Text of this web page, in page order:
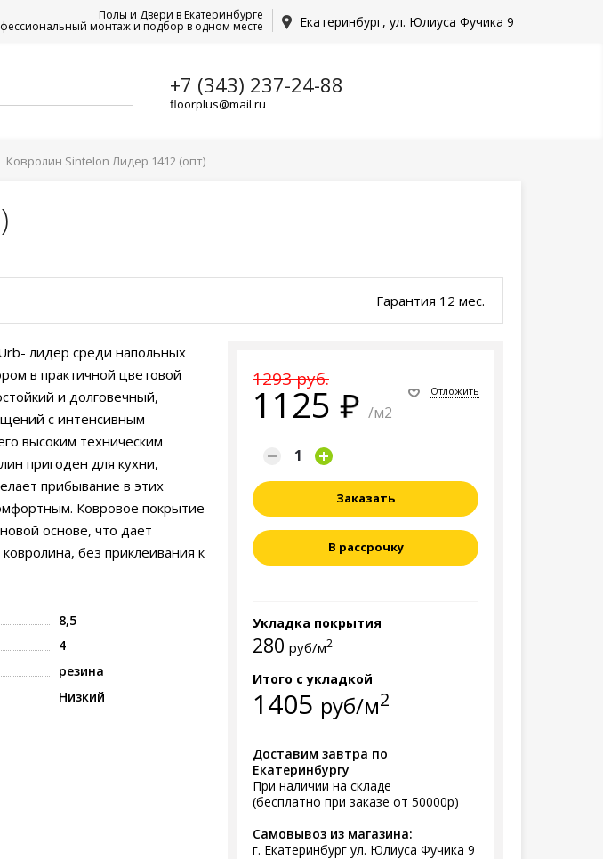
Екатеринбург, ул. Юлиуса Фучика 9
Полы и Двери в Екатеринбурге
монтаж и подбор в одном месте
+7 (343) 237-24-88
floorplus@mail.ru
Ковролин Sintelon Лидер 1412 (опт)
Гарантия 12 мес.
1293 руб.
1125 /м2
Отложить
Заказать
В рассрочку
Укладка покрытия
280 руб/м2
Итого с укладкой
1405 руб/м2
Доставим завтра по
Екатеринбургу
При наличии на складе
(бесплатно при заказе от 50000р)
Самовывоз из магазина:
г. Екатеринбург ул. Юлиуса Фучика 9
лидер среди напольных
в практичной цветовой
и долговечный,
с интенсивным
высоким техническим
пригоден для кухни,
прибывание в этих
Ковровое покрытие
основе, что дает
без приклеивания к
8,5
4
резина
Низкий